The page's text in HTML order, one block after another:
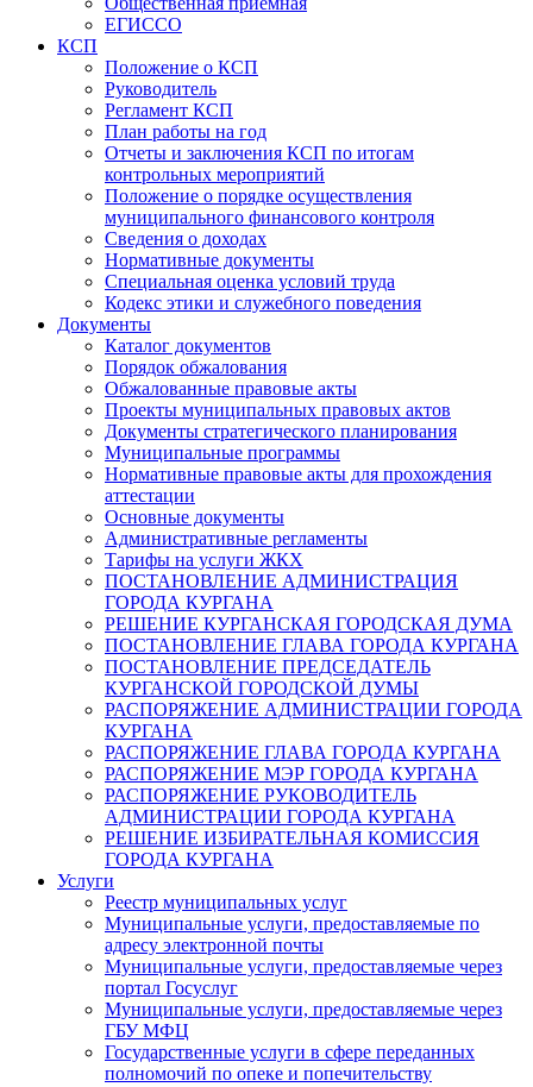
ЕГИССО
КСП
Положение о КСП
Руководитель
Регламент КСП
План работы на год
Отчеты и заключения КСП по итогам
контрольных мероприятий
Положение о порядке осуществления
муниципального финансового контроля
Сведения о доходах
Нормативные документы
Специальная оценка условий труда
Кодекс этики и служебного поведения
Документы
Каталог документов
Порядок обжалования
Обжалованные правовые акты
Проекты муниципальных правовых актов
Документы стратегического планирования
Муниципальные программы
Нормативные правовые акты для прохождения
аттестации
Основные документы
Административные регламенты
Тарифы на услуги ЖКХ
ПОСТАНОВЛЕНИЕ АДМИНИСТРАЦИЯ
ГОРОДА КУРГАНА
РЕШЕНИЕ КУРГАНСКАЯ ГОРОДСКАЯ ДУМА
ПОСТАНОВЛЕНИЕ ГЛАВА ГОРОДА КУРГАНА
ПОСТАНОВЛЕНИЕ ПРЕДСЕДАТЕЛЬ
КУРГАНСКОЙ ГОРОДСКОЙ ДУМЫ
РАСПОРЯЖЕНИЕ АДМИНИСТРАЦИИ ГОРОДА
КУРГАНА
РАСПОРЯЖЕНИЕ ГЛАВА ГОРОДА КУРГАНА
РАСПОРЯЖЕНИЕ МЭР ГОРОДА КУРГАНА
РАСПОРЯЖЕНИЕ РУКОВОДИТЕЛЬ
АДМИНИСТРАЦИИ ГОРОДА КУРГАНА
РЕШЕНИЕ ИЗБИРАТЕЛЬНАЯ КОМИССИЯ
ГОРОДА КУРГАНА
Услуги
Реестр муниципальных услуг
Муниципальные услуги, предоставляемые по
адресу электронной почты
Муниципальные услуги, предоставляемые через
портал Госуслуг
Муниципальные услуги, предоставляемые через
ГБУ МФЦ
Государственные услуги в сфере переданных
полномочий по опеке и попечительству